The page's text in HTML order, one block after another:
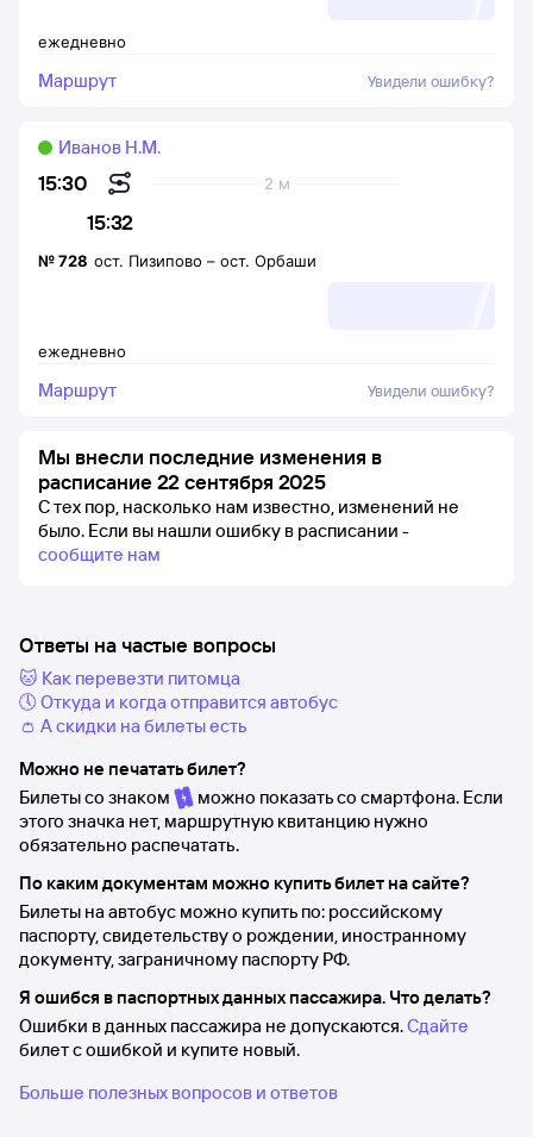
ежедневно
Маршрут Увидели ошибку?
15:30
15:32
2 м
Иванов Н.М.
ежедневно
№728 ост. Пизипово – ост. Орбаши
Маршрут Увидели ошибку?
Мы внесли последние изменения в
расписание 22 сентября 2025
С тех пор, насколько нам известно, изменений не
было. Если вы нашли ошибку в расписании -
сообщите нам
Ответы на частые вопросы
🐱 Как перевезти питомца
🕔 Откуда и когда отправится автобус
👛 А скидки на билеты есть
Можно не печатать билет?
Билеты со знаком
можно показать со смартфона. Если
этого значка нет, маршрутную квитанцию нужно
обязательно распечатать.
По каким документам можно купить билет на сайте?
Билеты на автобус можно купить по: российскому
паспорту, свидетельству о рождении, иностранному
документу, заграничному паспорту РФ.
Я ошибся в паспортных данных пассажира. Что делать?
Ошибки в данных пассажира не допускаются.Сдайте
билет с ошибкой и купите новый.
Больше полезных вопросов и ответов